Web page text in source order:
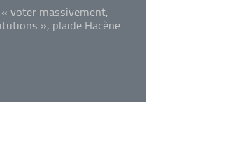
voter massivement,
», plaide Hacène